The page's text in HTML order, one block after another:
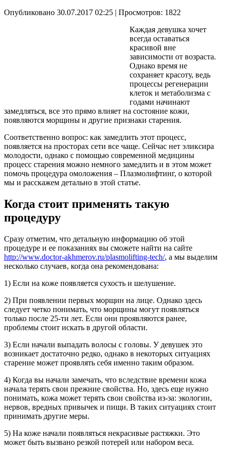
Опубликовано 30.07.2017 02:25 | Просмотров: 1822
Каждая девушка хочет
всегда оставаться
красивой вне
зависимости от возраста.
Однако время не
сохраняет красоту, ведь
процессы регенерации
клеток и метаболизма с
годами начинают
замедляться, все это прямо влияет на состояние кожи,
появляются морщины и другие признаки старения.
Соответственно вопрос: как замедлить этот процесс,
появляется на просторах сети все чаще. Сейчас нет эликсира
молодости, однако с помощью современной медицины
процесс старения можно немного замедлить и в этом может
помочь процедура омоложения – Плазмолифтинг, о которой
мы и расскажем детально в этой статье.
Когда стоит применять такую
процедуру
Сразу отметим, что детальную информацию об этой
процедуре и ее показаниях вы сможете найти на сайте
http://www.doctor-akhmerov.ru/plasmolifting-tech/, а мы выделим
несколько случаев, когда она рекомендована:
1) Если на коже появляется сухость и шелушение.
2) При появлении первых морщин на лице. Однако здесь
следует четко понимать, что морщины могут появляться
только после 25-ти лет. Если они проявляются ранее,
проблемы стоит искать в другой области.
3) Если начали выпадать волосы с головы. У девушек это
возникает достаточно редко, однако в некоторых ситуациях
старение может проявлять себя именно таким образом.
4) Когда вы начали замечать, что вследствие времени кожа
начала терять свои прежние свойства. Но, здесь еще нужно
понимать, кожа может терять свои свойства из-за: экологии,
нервов, вредных привычек и пищи. В таких ситуациях стоит
принимать другие меры.
5) На коже начали появляться некрасивые растяжки. Это
может быть вызвано резкой потерей или набором веса.